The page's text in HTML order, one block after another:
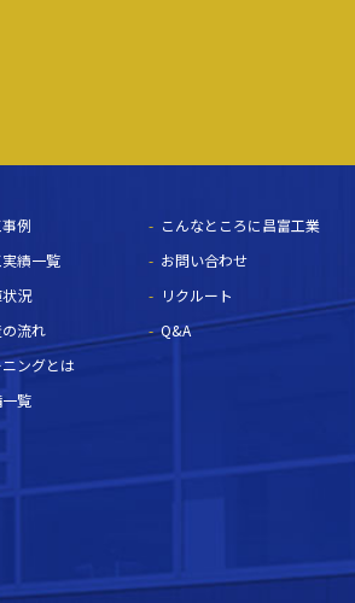
例
績一覧
況
流れ
ングとは
覧
こんなところに昌富工業
お問い合わせ
リクルート
Q&A